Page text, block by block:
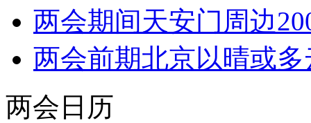
两会期间天安门周边
两会前期北京以晴或
两会日历